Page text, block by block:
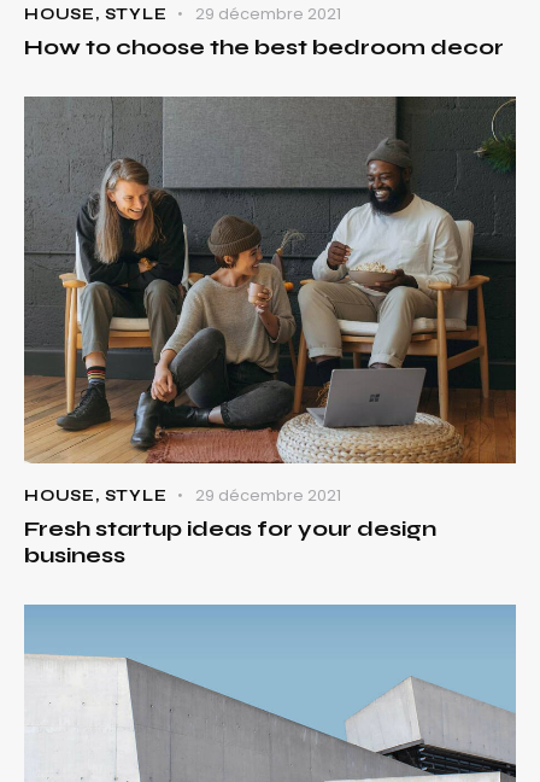
HOUSE, STYLE 29 décembre 2021
How to choose the best bedroom decor
HOUSE, STYLE 29 décembre 2021
Fresh startup ideas for your design
business